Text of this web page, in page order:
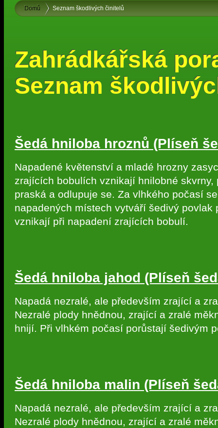
Domů Seznam škodlivých činitelů
Zahrádkářská
Seznam
Šedá hniloba hroznů (Plíseň
Napadené květenství a mladé hrozny
zrajících bobulích vznikají hnilobné skvrny,
praská a odlupuje se. Za vlhkého počasí
napadených místech vytváří šedivý povlak
vznikají při napadení zrajících bobulí.
Šedá hniloba jahod (Plíseň
Napadá nezralé, ale především zrající a
Nezralé plody hnědnou, zrající a zralé
hnijí. Při vlhkém počasí porůstají šedivým
Šedá hniloba malin (Plíseň
Napadá nezralé, ale především zrající a
Nezralé plody hnědnou, zrající a zralé